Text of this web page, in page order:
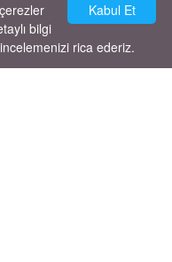
Kabul Et
bilgi
incelemenizi rica ederiz.